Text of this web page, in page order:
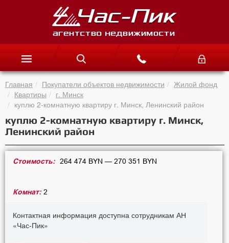
Главная Покупатели объектов недвижимости
Жилой фонд
Квартиры
г. Минск
куплю 2-комнатную квартиру г. Минск, Ленинский район
куплю 2-комнатную квартиру г. Минск,
Ленинский район
Стоимость: 264 474 BYN — 270 351 BYN
Комнат: 2
Контактная информация доступна сотрудникам АН
«Час-Пик»